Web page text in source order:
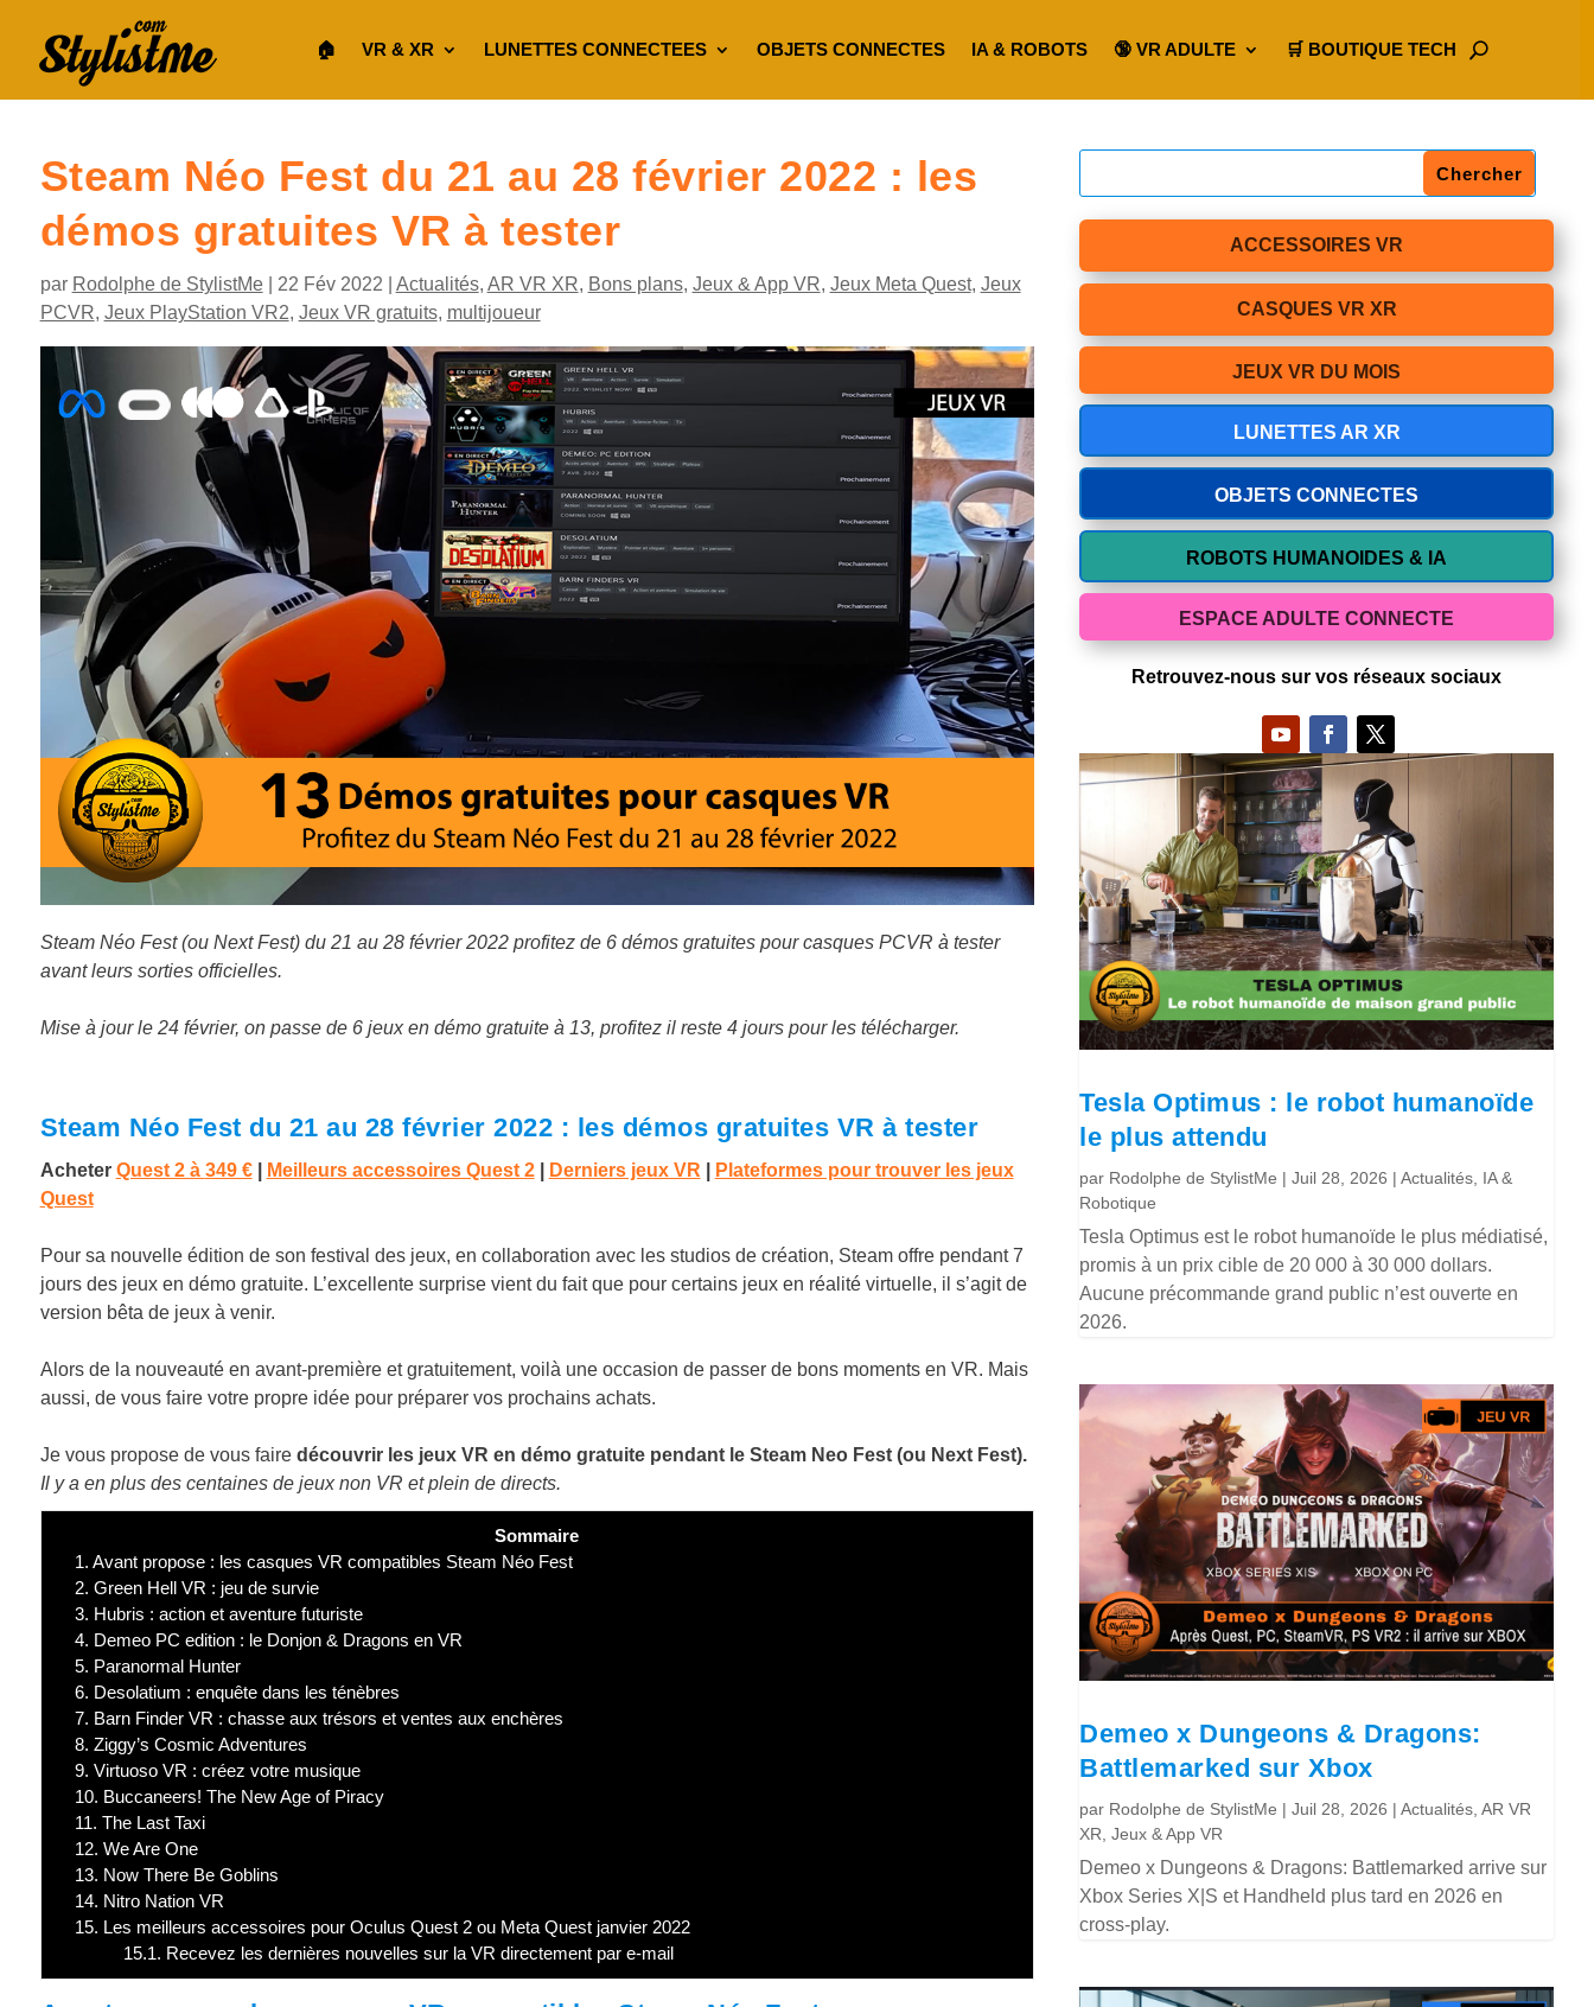
🏠︎ VR & XR LUNETTES CONNECTEES OBJETS CONNECTES IA & ROBOTS 🔞 VR ADULTE 🛒 BOUTIQUE TECH
Steam Néo Fest du 21 au 28 février 2022 : les
démos gratuites VR à tester
par Rodolphe de StylistMe| 22 Fév 2022 Actualités, AR VR XR, Bons plans, Jeux & App VR, Jeux Meta Quest, Jeux
PCVR, Jeux PlayStation VR2, Jeux VR gratuits, multijoueur
Steam Néo Fest (ou Next Fest) du 21 au 28 février 2022 profitez de 6 démos gratuites pour casques PCVR à tester
avant leurs sorties officielles.
Mise à jour le 24 février, on passe de 6 jeux en démo gratuite à 13, profitez il reste 4 jours pour les télécharger.
Steam Néo Fest du 21 au 28 février 2022 : les démos gratuites VR à tester
Acheter Quest 2 à 349 € Meilleurs accessoires Quest 2 Derniers jeux VR
Plateformes pour trouver les jeux
Quest
Pour sa nouvelle édition de son festival des jeux, en collaboration avec les studios de création, Steam offre pendant 7
jours des jeux en démo gratuite. L’excellente surprise vient du fait que pour certains jeux en réalité virtuelle, il s’agit de
version bêta de jeux à venir.
Alors de la nouveauté en avant-première et gratuitement, voilà une occasion de passer de bons moments en VR. Mais
aussi, de vous faire votre propre idée pour préparer vos prochains achats.
Je vous propose de vous fairedécouvrir les jeux VR en démo gratuite pendant le Steam Neo Fest (ou Next Fest).
Il y a en plus des centaines de jeux non VR et plein de directs.
Sommaire
1. Avant propose : les casques VR compatibles Steam Néo Fest
2. Green Hell VR : jeu de survie
3. Hubris : action et aventure futuriste
4. Demeo PC edition : le Donjon & Dragons en VR
5. Paranormal Hunter
6. Desolatium : enquête dans les ténèbres
7. Barn Finder VR : chasse aux trésors et ventes aux enchères
8. Ziggy’s Cosmic Adventures
9. Virtuoso VR : créez votre musique
10. Buccaneers! The New Age of Piracy
11. The Last Taxi
12. We Are One
13. Now There Be Goblins
14. Nitro Nation VR
15. Les meilleurs accessoires pour Oculus Quest 2 ou Meta Quest janvier 2022
15.1. Recevez les dernières nouvelles sur la VR directement par e-mail
ACCESSOIRES VR
CASQUES VR XR
JEUX VR DU MOIS
LUNETTES AR XR
OBJETS CONNECTES
ROBOTS HUMANOIDES & IA
ESPACE ADULTE CONNECTE
Retrouvez-nous sur vos réseaux sociaux
Tesla Optimus : le robot humanoïde
le plus attendu
par Rodolphe de StylistMe |Juil 28, 2026 |Actualités IA &
Robotique
Tesla Optimus est le robot humanoïde le plus médiatisé,
promis à un prix cible de 20 000 à 30 000 dollars.
Aucune précommande grand public n’est ouverte en
2026.
Demeo x Dungeons & Dragons:
Battlemarked sur Xbox
par Rodolphe de StylistMe |Juil 28, 2026 |Actualités ,AR VR
XR ,Jeux & App VR
Demeo x Dungeons & Dragons: Battlemarked arrive sur
Xbox Series X|S et Handheld plus tard en 2026 en
cross-play.